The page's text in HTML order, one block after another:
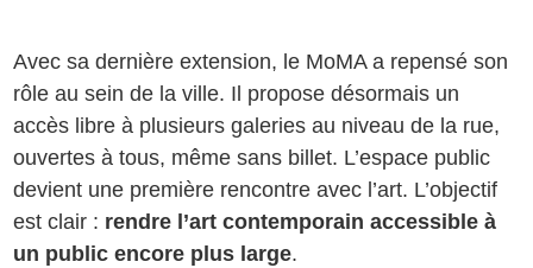
Avec sa dernière extension, le MoMA a repensé son
rôle au sein de la ville. Il propose désormais un
accès libre à plusieurs galeries au niveau de la rue,
ouvertes à tous, même sans billet. L’espace public
devient une première rencontre avec l’art. L’objectif
est clair : rendre l’art contemporain accessible à
un public encore plus large.